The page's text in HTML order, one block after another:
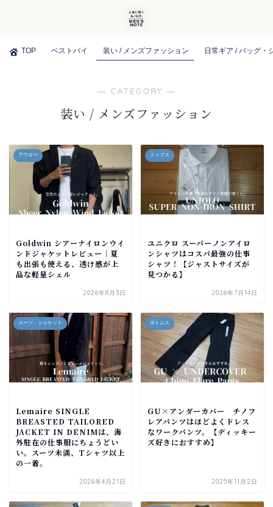
TOP ベストバイ 装い / メンズファッション 日常ギア / バッグ・
― CATEGORY ―
装い / メンズファッション
アウター
Goldwin シアーナイロンウイ
ンドジャケットレビュー｜夏
も出張も使える、透け感が上
品な軽量シェル
2026年8月3日
トップス
ユニクロ スーパーノンアイロ
ンシャツはコスパ最強の仕事
シャツ！【ジャストサイズが
見つかる】
2026年7月14日
スーツ・ジャケット
Lemaire SINGLE
BREASTED TAILORED
JACKET IN DENIMは、海
外駐在の仕事服にちょうどい
い。スーツ未満、Tシャツ以上
の一着。
2026年4月21日
ボトムス
GU×アンダーカバー チノフ
レアパンツはほどよくドレス
なワークパンツ。【ディッキー
ズ好きにおすすめ】
2025年11月2日